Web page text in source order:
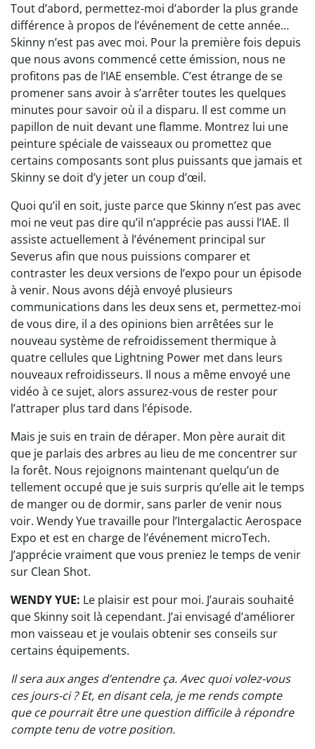
Tout d’abord, permettez-moi d’aborder la plus grande
différence à propos de l’événement de cette année…
Skinny n’est pas avec moi. Pour la première fois depuis
que nous avons commencé cette émission, nous ne
profitons pas de l’IAE ensemble. C’est étrange de se
promener sans avoir à s’arrêter toutes les quelques
minutes pour savoir où il a disparu. Il est comme un
papillon de nuit devant une flamme. Montrez lui une
peinture spéciale de vaisseaux ou promettez que
certains composants sont plus puissants que jamais et
Skinny se doit d’y jeter un coup d’œil.
Quoi qu’il en soit, juste parce que Skinny n’est pas avec
moi ne veut pas dire qu’il n’apprécie pas aussi l’IAE. Il
assiste actuellement à l’événement principal sur
Severus afin que nous puissions comparer et
contraster les deux versions de l’expo pour un épisode
à venir. Nous avons déjà envoyé plusieurs
communications dans les deux sens et, permettez-moi
de vous dire, il a des opinions bien arrêtées sur le
nouveau système de refroidissement thermique à
quatre cellules que Lightning Power met dans leurs
nouveaux refroidisseurs. Il nous a même envoyé une
vidéo à ce sujet, alors assurez-vous de rester pour
l’attraper plus tard dans l’épisode.
Mais je suis en train de déraper. Mon père aurait dit
que je parlais des arbres au lieu de me concentrer sur
la forêt. Nous rejoignons maintenant quelqu’un de
tellement occupé que je suis surpris qu’elle ait le temps
de manger ou de dormir, sans parler de venir nous
voir. Wendy Yue travaille pour l’Intergalactic Aerospace
Expo et est en charge de l’événement microTech.
J’apprécie vraiment que vous preniez le temps de venir
sur Clean Shot.
WENDY YUE: Le plaisir est pour moi. J’aurais souhaité
que Skinny soit là cependant. J’ai envisagé d’améliorer
mon vaisseau et je voulais obtenir ses conseils sur
certains équipements.
Il sera aux anges d’entendre ça. Avec quoi volez-vous
ces jours-ci ? Et, en disant cela, je me rends compte
que ce pourrait être une question difficile à répondre
compte tenu de votre position.